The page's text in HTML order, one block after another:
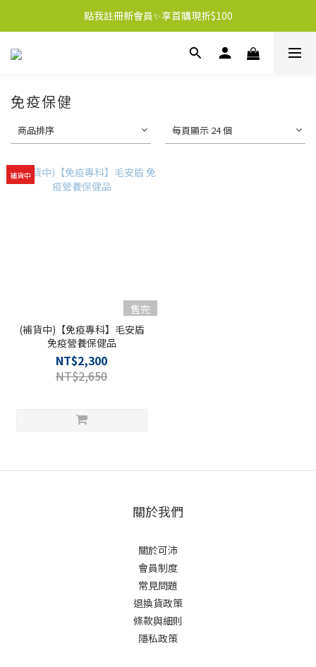
點我註冊新會員✨享首購現折$100
免疫保健
商品排序 每頁顯示 24 個
補貨中
售完
(補貨中)【免疫專科】毛安盾
免疫營養保健品
NT$2,300
NT$2,650
關於我們
關於可沛
會員制度
常見問題
退換貨政策
條款與細則
隱私政策